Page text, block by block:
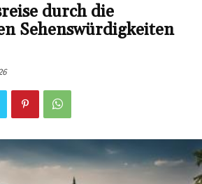
durch die
Sehenswürdigkeiten